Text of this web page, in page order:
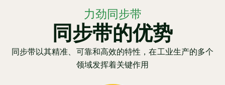
力劲同步带
同步带的优势
同步带以其精准、可靠和高效的特性，在工业生产的多个
领域发挥着关键作用